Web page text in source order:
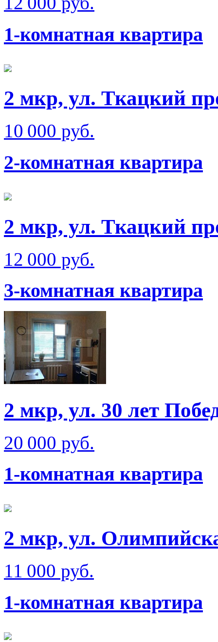
1-комнатная квартира
2 мкр, ул. Ткацкий
10 000 руб.
2-комнатная квартира
2 мкр, ул. Ткацкий
12 000 руб.
3-комнатная квартира
2 мкр, ул. 30 лет
20 000 руб.
1-комнатная квартира
2 мкр, ул.
11 000 руб.
1-комнатная квартира